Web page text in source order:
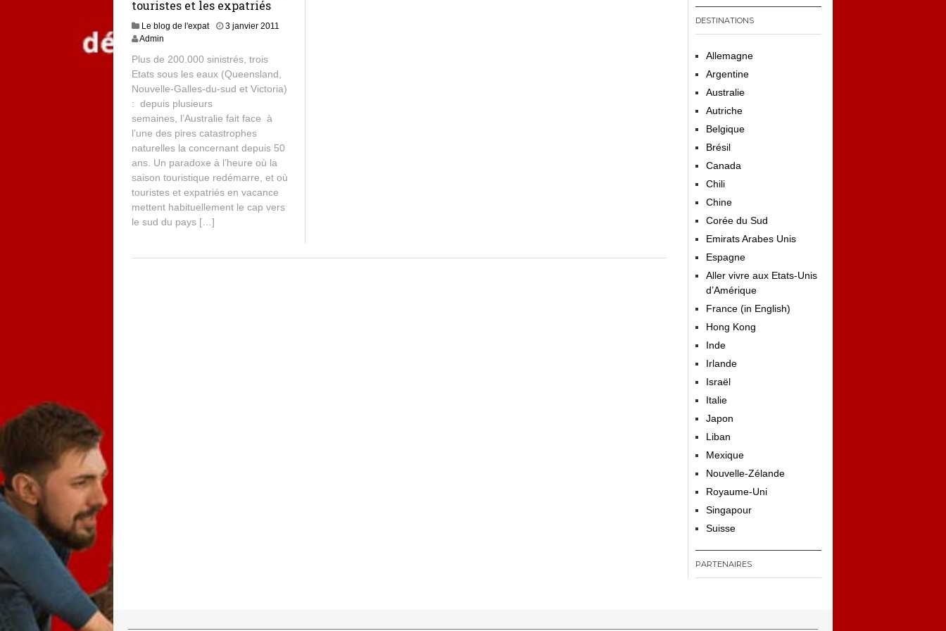
touristes et les expatriés
Le blog de l'expat
3 janvier 2011
Admin
Plus de 200.000 sinistrés, trois
Etats sous les eaux (Queensland,
Nouvelle-Galles-du-sud et Victoria)
: depuis plusieurs
semaines, l’Australie fait face à
l’une des pires catastrophes
naturelles la concernant depuis 50
ans. Un paradoxe à l’heure où la
saison touristique redémarre, et où
touristes et expatriés en vacance
mettent habituellement le cap vers
le sud du pays […]
DESTINATIONS
Allemagne
Argentine
Australie
Autriche
Belgique
Brésil
Canada
Chili
Chine
Corée du Sud
Emirats Arabes Unis
Espagne
Aller vivre aux Etats-Unis
d’Amérique
France (in English)
Hong Kong
Inde
Irlande
Israël
Italie
Japon
Liban
Mexique
Nouvelle-Zélande
Royaume-Uni
Singapour
Suisse
PARTENAIRES